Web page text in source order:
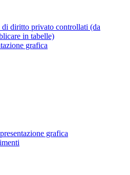
di diritto privato controllati (da
in tabelle)
grafica
grafica